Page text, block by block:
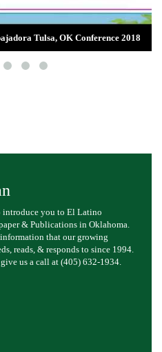
2018
you to El Latino
& Publications in Oklahoma.
that our growing
reads, & responds to since 1994.
us a call at (405) 632-1934.